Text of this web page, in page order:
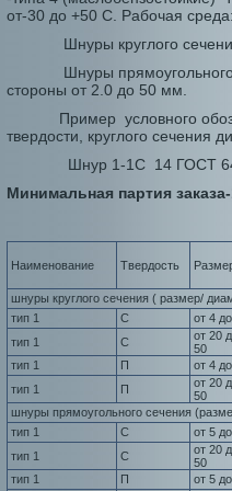
от-30 до +50 С. Рабочая
Шнуры круглого сечения
Шнуры прямоугольного
стороны от 2.0 до 50 мм.
Пример условного
твердости, круглого сечения
Шнур 1-1С 14 ГОСТ
Минимальная партия заказа-
Наименование Твердость
шнуры круглого сечения ( размер/
тип 1
С
от 4
тип 1
С
от 20
50
тип 1
П
от 4
тип 1
П
от 20
50
шнуры прямоугольного сечения
тип 1
С
от 5
тип 1
С
от 20
50
тип 1
П
от 5